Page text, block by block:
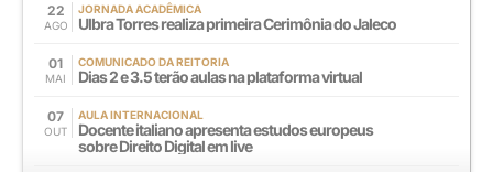
22
AGO
JORNADA ACADÊMICA
Ulbra Torres realiza primeira Cerimônia do Jaleco
01
MAI
COMUNICADO DA REITORIA
Dias 2 e 3.5 terão aulas na plataforma virtual
07
OUT
AULA INTERNACIONAL
Docente italiano apresenta estudos europeus
sobre Direito Digital em live